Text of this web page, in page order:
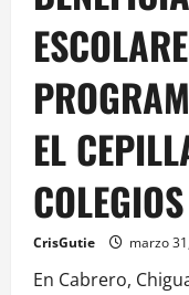
EL
CrisGutie marzo
En Cabrero,